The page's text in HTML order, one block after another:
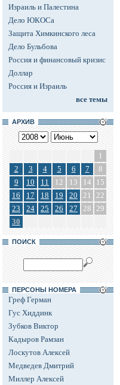
Израиль и Палестина
Дело ЮКОСа
Защита Химкинского леса
Дело Бульбова
Россия и финансовый кризис
Доллар
Россия и Израиль
все темы
АРХИВ
1
2
3 4 5 6 7
8
9
10 11 12 13 14
15
16
17 18 19 20 21
22
23
24 25 26 27 28 29
30
ПОИСК
ПЕРСОНЫ НОМЕРА
Греф Герман
Гус Хиддинк
Зубков Виктор
Кадыров Рамзан
Лоскутов Алексей
Медведев Дмитрий
Миллер Алексей